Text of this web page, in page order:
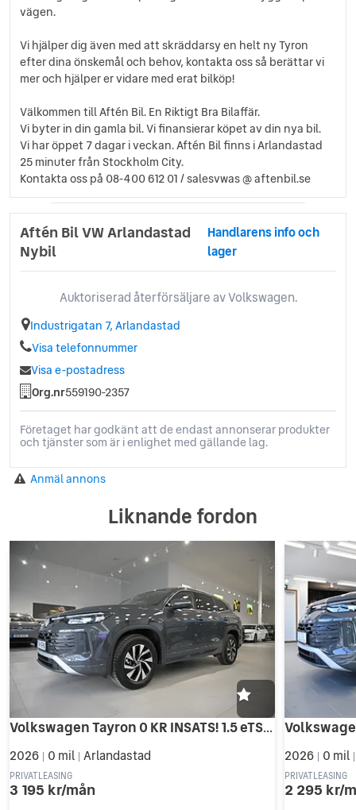
vägen.
Vi hjälper dig även med att skräddarsy en helt ny Tyron
efter dina önskemål och behov, kontakta oss så berättar vi
mer och hjälper er vidare med erat bilköp!
Välkommen till Aftén Bil. En Riktigt Bra Bilaffär.
Vi byter in din gamla bil. Vi finansierar köpet av din nya bil.
Vi har öppet 7 dagar i veckan. Aftén Bil finns i Arlandastad
25 minuter från Stockholm City.
Kontakta oss på 08-400 612 01 / salesvwas @ aftenbil.se
Aftén Bil VW Arlandastad
Nybil
Handlarens info och
lager
Auktoriserad återförsäljare av Volkswagen.
Industrigatan 7, Arlandastad
Visa telefonnummer
Visa e-postadress
Org.nr559190-2357
Företaget har godkänt att de endast annonserar produkter
och tjänster som är i enlighet med gällande lag.
Anmäl annons
Liknande fordon
Volkswagen Tayron 0 KR INSATS! 1.5 eTSI DSG Edition *SOMMARKAMPANJ*
2026 0 mil Arlandastad
PRIVATLEASING
3 195 kr/mån
2026 0 mil
PRIVATLEASING
2 295 kr/